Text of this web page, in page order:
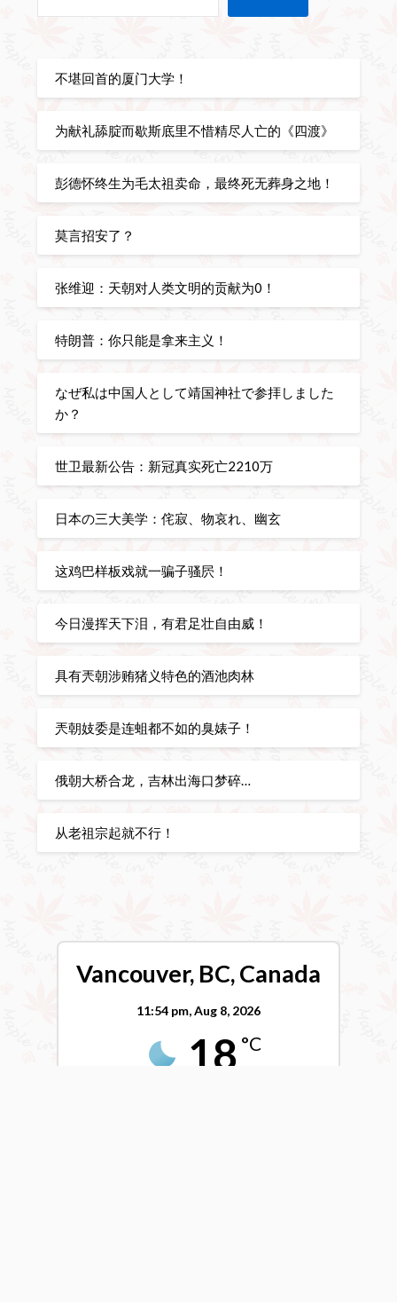
不堪回首的厦门大学！
为献礼舔腚而歇斯底里不惜精尽人亡的《四渡》
彭德怀终生为毛太祖卖命，最终死无葬身之地！
莫言招安了？
张维迎：天朝对人类文明的贡献为0！
特朗普：你只能是拿来主义！
なぜ私は中国人として靖国神社で参拝しました
か？
世卫最新公告：新冠真实死亡2210万
日本の三大美学：侘寂、物哀れ、幽玄
这鸡巴样板戏就一骗子骚屄！
今日漫挥天下泪，有君足壮自由威！
具有兲朝涉贿猪义特色的酒池肉林
兲朝妓委是连蛆都不如的臭婊子！
俄朝大桥合龙，吉林出海口梦碎…
从老祖宗起就不行！
Vancouver, BC, Canada
11:54 pm,Aug 8, 2026
18 °C